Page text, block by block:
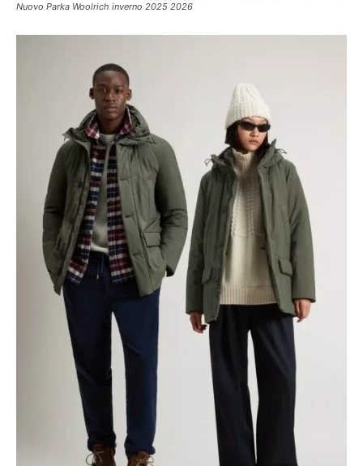
Nuovo Parka Woolrich inverno 2025 2026